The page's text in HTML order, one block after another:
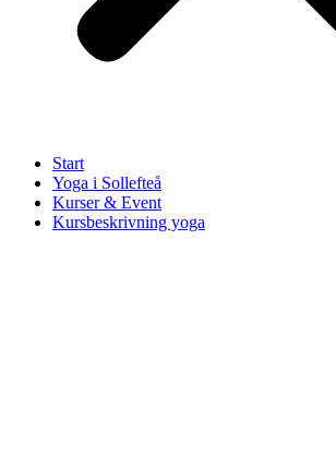
Start
Yoga i Sollefteå
Kurser & Event
Kursbeskrivning yoga